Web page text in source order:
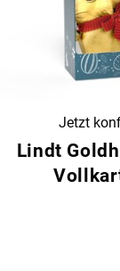
Jetzt
Lindt